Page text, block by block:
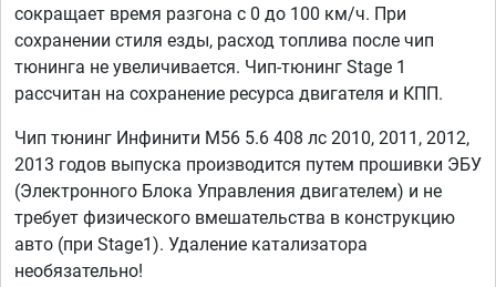
сокращает время разгона с 0 до 100 км/ч. При
сохранении стиля езды, расход топлива после чип
тюнинга не увеличивается. Чип-тюнинг Stage 1
рассчитан на сохранение ресурса двигателя и КПП.
Чип тюнинг Инфинити М56 5.6 408 лс 2010, 2011, 2012,
2013 годов выпуска производится путем прошивки ЭБУ
(Электронного Блока Управления двигателем) и не
требует физического вмешательства в конструкцию
авто (при Stage1). Удаление катализатора
необязательно!